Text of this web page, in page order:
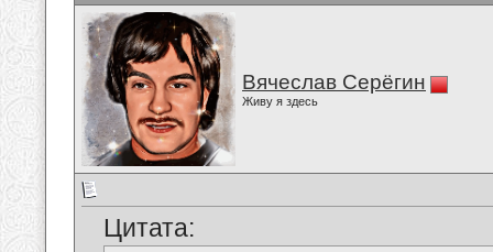
Вячеслав Серёгин
Живу я здесь
Цитата: